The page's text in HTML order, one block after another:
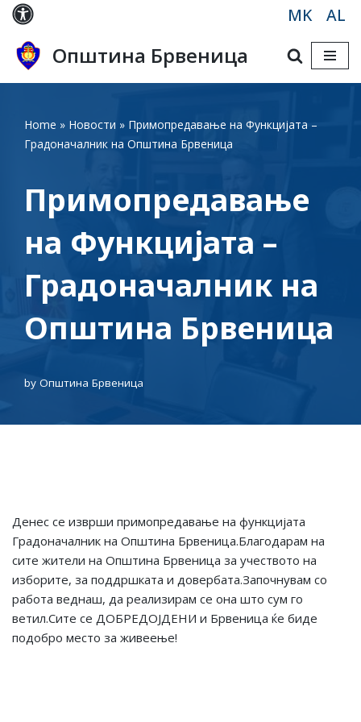
Skip
to
content
MK AL
Општина Брвеница
Home » Новости » Примопредавање на Функцијата –
Градоначалник на Општина Брвеница
Примопредавање
на Функцијата –
Градоначалник на
Општина Брвеница
by Општина Брвеница
Денес се изврши примопредавање на функцијата
Градоначалник на Општина Брвеница.Благодарам на
сите жители на Општина Брвеница за учеството на
изборите, за поддршката и довербата.Започнувам со
работа веднаш, да реализирам се она што сум го
ветил.Сите се ДОБРЕДОЈДЕНИ и Брвеница ќе биде
подобро место за живеење!